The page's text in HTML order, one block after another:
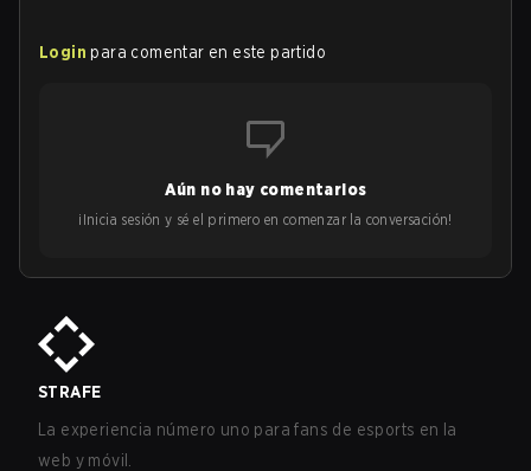
Login para comentar en este partido
Aún no hay comentarios
¡Inicia sesión y sé el primero en comenzar la conversación!
STRAFE
La experiencia número uno para fans de esports en la
web y móvil.